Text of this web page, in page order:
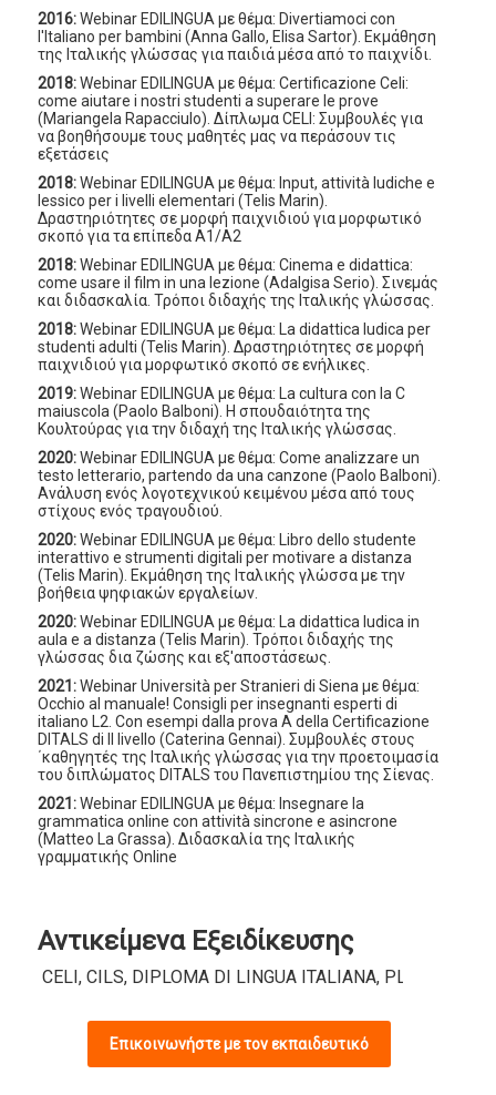
2016:Webinar EDILINGUA με θέμα: Divertiamoci con
l'Italiano per bambini (Anna Gallo, Elisa Sartor). Εκμάθηση
της Ιταλικής γλώσσας για παιδιά μέσα από το παιχνίδι.
2018:Webinar EDILINGUA με θέμα: Certificazione Celi:
come aiutare i nostri studenti a superare le prove
(Mariangela Rapacciulo). Δίπλωμα CELI: Συμβουλές για
να βοηθήσουμε τους μαθητές μας να περάσουν τις
εξετάσεις
2018:Webinar EDILINGUA με θέμα: Input, attività ludiche e
lessico per i livelli elementari (Telis Marin).
Δραστηριότητες σε μορφή παιχνιδιού για μορφωτικό
σκοπό για τα επίπεδα Α1/Α2
2018:Webinar EDILINGUA με θέμα: Cinema e didattica:
come usare il film in una lezione (Adalgisa Serio). Σινεμάς
και διδασκαλία. Τρόποι διδαχής της Ιταλικής γλώσσας.
2018:Webinar EDILINGUA με θέμα: La didattica ludica per
studenti adulti (Telis Marin). Δραστηριότητες σε μορφή
παιχνιδιού για μορφωτικό σκοπό σε ενήλικες.
2019:Webinar EDILINGUA με θέμα: La cultura con la C
maiuscola (Paolo Balboni). Η σπουδαιότητα της
Κουλτούρας για την διδαχή της Ιταλικής γλώσσας.
2020:Webinar EDILINGUA με θέμα: Come analizzare un
testo letterario, partendo da una canzone (Paolo Balboni).
Ανάλυση ενός λογοτεχνικού κειμένου μέσα από τους
στίχους ενός τραγουδιού.
2020:Webinar EDILINGUA με θέμα: Libro dello studente
interattivo e strumenti digitali per motivare a distanza
(Telis Marin). Εκμάθηση της Ιταλικής γλώσσα με την
βοήθεια ψηφιακών εργαλείων.
2020:Webinar EDILINGUA με θέμα: La didattica ludica in
aula e a distanza (Telis Marin). Τρόποι διδαχής της
γλώσσας δια ζώσης και εξ'αποστάσεως.
2021:Webinar Università per Stranieri di Siena με θέμα:
Occhio al manuale! Consigli per insegnanti esperti di
italiano L2. Con esempi dalla prova A della Certificazione
DITALS di II livello (Caterina Gennai). Συμβουλές στους
΄καθηγητές της Ιταλικής γλώσσας για την προετοιμασία
του διπλώματος DITALS του Πανεπιστημίου της Σίενας.
2021:Webinar EDILINGUA με θέμα: Insegnare la
grammatica online con attività sincrone e asincrone
(Matteo La Grassa). Διδασκαλία της Ιταλικής
γραμματικής Online
Αντικείμενα Εξειδίκευσης
CELI, CILS, DIPLOMA DI LINGUA ITALIANA, PLIDA,
Επικοινωνήστε με τον εκπαιδευτικό